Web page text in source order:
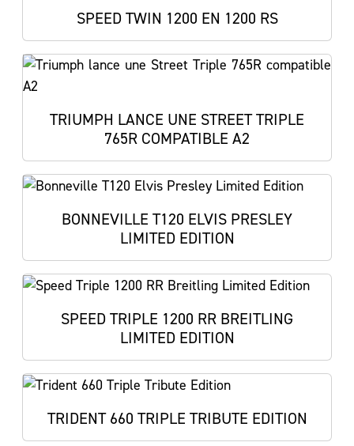
SPEED TWIN 1200 EN 1200 RS
TRIUMPH LANCE UNE STREET TRIPLE
765R COMPATIBLE A2
BONNEVILLE T120 ELVIS PRESLEY
LIMITED EDITION
SPEED TRIPLE 1200 RR BREITLING
LIMITED EDITION
TRIDENT 660 TRIPLE TRIBUTE EDITION